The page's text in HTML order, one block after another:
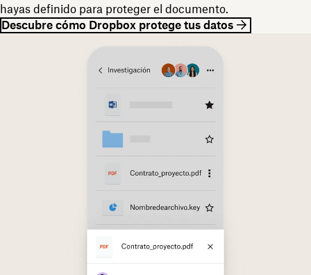
hayas definido para proteger el documento.
Descubre cómo Dropbox protege tus datos